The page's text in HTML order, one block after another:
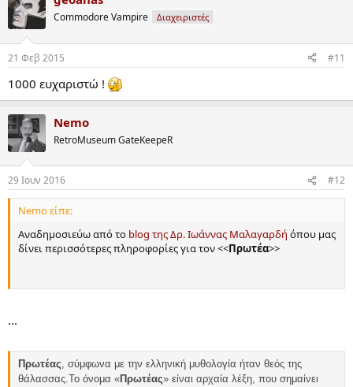
t
i
s
Commodore Vampire Διαχειριστές
21 Φεβ 2015 #11
1000 ευχαριστώ !
Nemo
RetroMuseum GateKeepeR
29 Ιουν 2016 #12
Nemo είπε:
Aναδημοσιεύω από το blog της Δρ. Ιωάννας Μαλαγαρδή όπου μας
δίνει περισσότερες πληροφορίες για τον <<Πρωτέα>>
...
Πρωτέας, σύμφωνα με την ελληνική μυθολογία ήταν θεός της
θάλασσας.Το όνομα «Πρωτέας» είναι αρχαία λέξη, που σημαίνει